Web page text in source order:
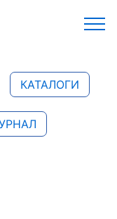
КАТАЛОГИ